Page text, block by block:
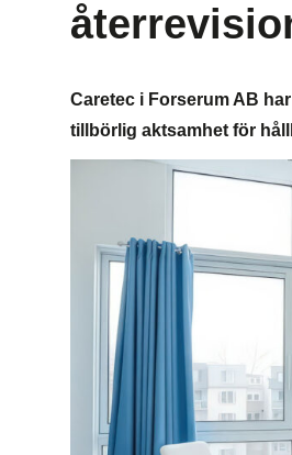
Caretec i Forserum AB
tillbörlig aktsamhet för